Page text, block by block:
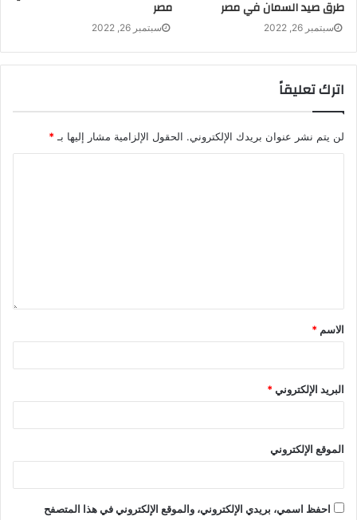
الشعب
تندرج المناطق الصخرية وكسارات الشعب في المرتبة الثانية
عند الوقوف فوق الصخور مراعاه ثباتها في الماء، وعدم الدخول
فوق الصخور زيادة عن اللازم.
ونؤكد على محبي الصيد فوق كسارات الشعب المرجانية ارتداء
طرق صيد السمان في مصر
سبتمبر 26, 2022
مصر
سبتمبر 26, 2022
اترك تعليقاً
لن يتم نشر عنوان بريدك الإلكتروني. الحقول الإلزامية مشار إليها بـ *
الاسم *
البريد الإلكتروني*
الموقع الإلكتروني
احفظ اسمي، بريدي الإلكتروني، والموقع الإلكتروني في هذا المتصفح